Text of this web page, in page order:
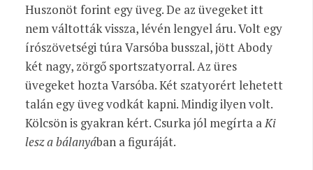
Huszonöt forint egy üveg. De az üvegeket itt
nem váltották vissza, lévén lengyel áru. Volt egy
írószövetségi túra Varsóba busszal, jött Abody
két nagy, zörgő sportszatyorral. Az üres
üvegeket hozta Varsóba. Két szatyorért lehetett
talán egy üveg vodkát kapni. Mindig ilyen volt.
Kölcsön is gyakran kért. Csurka jól megírta aKi
lesz a bálanyában a figuráját.